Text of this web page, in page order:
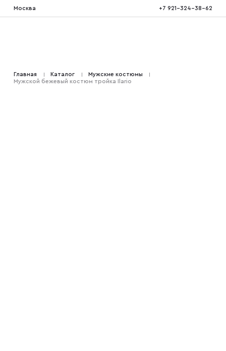
Москва +7 921-324-38-62
Костюмы двойка
Главная Каталог
Мужские костюмы
Мужской бежевый костюм тройка Ilario